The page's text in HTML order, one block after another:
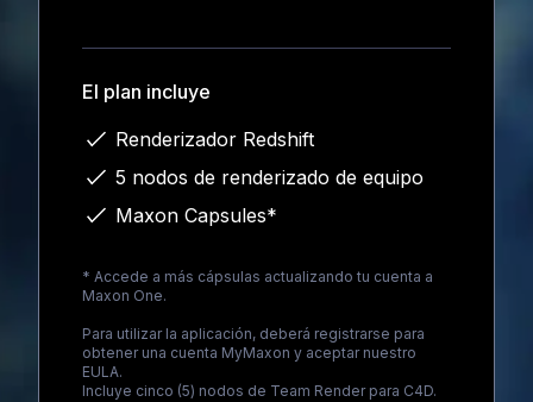
Loading...
El plan incluye
Renderizador Redshift
5 nodos de renderizado de equipo
Maxon Capsules*
* Accede a más cápsulas actualizando tu cuenta a
Maxon One.
Para utilizar la aplicación, deberá registrarse para
obtener una cuenta MyMaxon y aceptar nuestro
EULA.
Incluye cinco (5) nodos de Team Render para C4D.